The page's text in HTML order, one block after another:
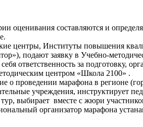
оценивания составляются и
центры, Институты повышения
подают заявку в Учебно-
ответственность за подготовку,
центром «Школа 2100» .
о проведении марафона в регионе
учреждения, инструктирует
выбирает вместе с жюри
организатор марафона